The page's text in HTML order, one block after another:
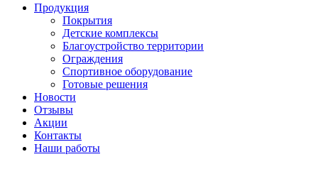
Продукция
Покрытия
Детские комплексы
Благоустройство территории
Ограждения
Спортивное оборудование
Готовые решения
Новости
Отзывы
Акции
Контакты
Наши работы